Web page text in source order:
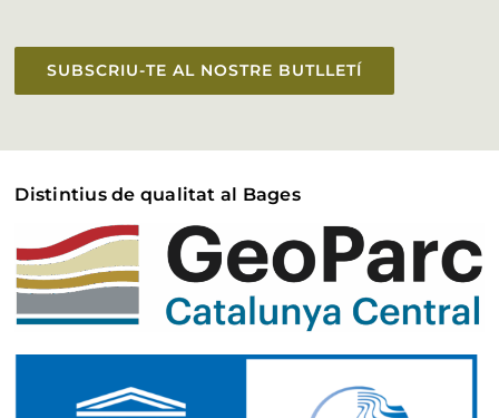
SUBSCRIU-TE AL NOSTRE BUTLLETÍ
Distintius de qualitat al Bages